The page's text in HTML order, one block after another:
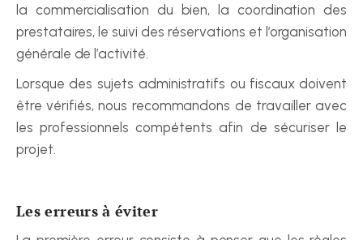
la commercialisation du bien, la coordination des
prestataires, le suivi des réservations et l’organisation
générale de l’activité.
Lorsque des sujets administratifs ou fiscaux doivent
être vérifiés, nous recommandons de travailler avec
les professionnels compétents afin de sécuriser le
projet.
Les erreurs à éviter